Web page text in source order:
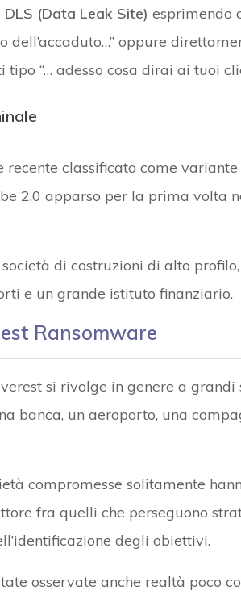
DLS (Data Leak Site) esprimendo
dell’accaduto…” oppure
“… adesso cosa dirai ai tuoi
classificato come
2.0 apparso per la prima volta
di costruzioni di alto
e un grande istituto finanziario.
Ransomware
si rivolge in genere a grandi
banca, un aeroporto, una
compromesse solitamente
fra quelli che perseguono
degli obiettivi.
osservate anche realtà poco